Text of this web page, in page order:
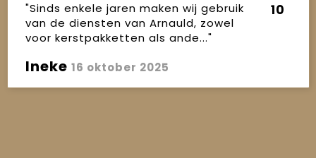
"Sinds enkele jaren maken wij gebruik
van de diensten van Arnauld, zowel
voor kerstpakketten als ande..."
10
Ineke 16 oktober 2025